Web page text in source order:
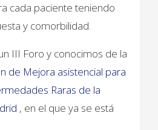
cada paciente teniendo
y comorbilidad.
III Foro y conocimos de la
de Mejora asistencial para
Raras de la
, en el que ya se está